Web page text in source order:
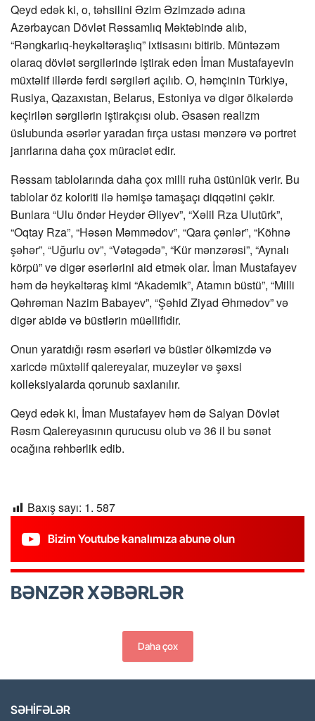
Qeyd edək ki, o, təhsilini Əzim Əzimzadə adına
Azərbaycan Dövlət Rəssamlıq Məktəbində alıb,
“Rəngkarlıq-heykəltəraşlıq” ixtisasını bitirib. Müntəzəm
olaraq dövlət sərgilərində iştirak edən İman Mustafayevin
müxtəlif illərdə fərdi sərgiləri açılıb. O, həmçinin Türkiyə,
Rusiya, Qazaxıstan, Belarus, Estoniya və digər ölkələrdə
keçirilən sərgilərin iştirakçısı olub. Əsasən realizm
üslubunda əsərlər yaradan fırça ustası mənzərə və portret
janrlarına daha çox müraciət edir.
Rəssam tablolarında daha çox milli ruha üstünlük verir. Bu
tablolar öz koloriti ilə həmişə tamaşaçı diqqətini çəkir.
Bunlara “Ulu öndər Heydər Əliyev”, “Xəlil Rza Ulutürk”,
“Oqtay Rza”, “Həsən Məmmədov”, “Qara çənlər”, “Köhnə
şəhər”, “Uğurlu ov”, “Vətəgədə”, “Kür mənzərəsi”, “Aynalı
körpü” və digər əsərlərini aid etmək olar. İman Mustafayev
həm də heykəltəraş kimi “Akademik”, Atamın büstü”, “Milli
Qəhrəman Nazim Babayev”, “Şəhid Ziyad Əhmədov” və
digər abidə və büstlərin müəllifidir.
Onun yaratdığı rəsm əsərləri və büstlər ölkəmizdə və
xaricdə müxtəlif qalereyalar, muzeylər və şəxsi
kolleksiyalarda qorunub saxlanılır.
Qeyd edək ki, İman Mustafayev həm də Salyan Dövlət
Rəsm Qalereyasının qurucusu olub və 36 il bu sənət
ocağına rəhbərlik edib.
Baxış sayı: 1. 587
Bizim Youtube kanalımıza abunə olun
BƏNZƏR XƏBƏRLƏR
Daha çox
SƏHİFƏLƏR